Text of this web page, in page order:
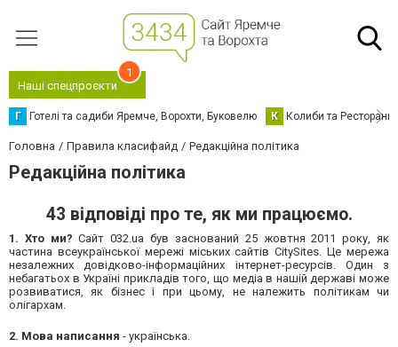
Наші спецпроєкти
1
Г Готелі та садиби Яремче, Ворохти, Буковелю К Колиби та Ресторани
Головна Правила класифайд Редакційна політика
Редакційна політика
43 відповіді про те, як ми працюємо.
1. Хто ми? Сайт 032.ua був заснований 25 жовтня 2011 року, як
частина всеукраїнської мережі міських сайтів CitySites. Це мережа
незалежних довідково-інформаційних інтернет-ресурсів. Один з
небагатьох в Україні прикладів того, що медіа в нашій державі може
розвиватися, як бізнес і при цьому, не належить політикам чи
олігархам.
2. Мова написання - українська.